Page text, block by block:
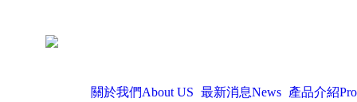
關於我們About US 最新消息News 產品介紹